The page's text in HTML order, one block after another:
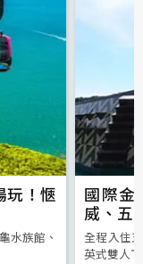
玩！愜
水族館、
國際金
威、五
全程入住
英式雙人